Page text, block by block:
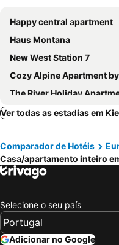
Happy central apartment
Haus Montana
New West Station 7
Cozy Alpine Apartment by Apartments Capricorn
The River Holiday
Haus am See
Stunning 3 Bedroom Apartment In The Heart Of The Lauterbrunnen
Chalet Sonnenhof
Ver todas as estadias em
Comparador de Hotéis
Casa/apartamento inteiro
Selecione o seu país
Adicionar no Google